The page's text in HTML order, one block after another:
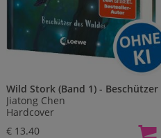
Jiatong Chen
Hardcover
€ 13.40